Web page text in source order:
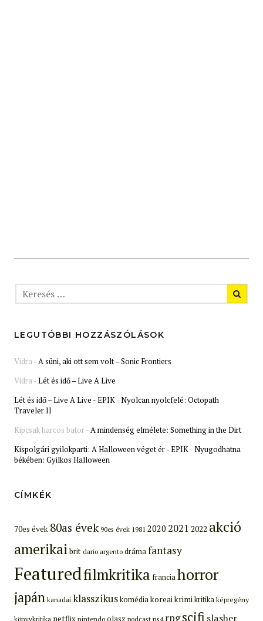
LEGUTÓBBI HOZZÁSZÓLÁSOK
Vidra-A süni, aki ott sem volt – Sonic Frontiers
Vidra-Lét és idő – Live A Live
Lét és idő – Live A Live - EPIK-Nyolcan nyolcfelé: Octopath
Traveler II
Kipcsak harcos bator-A mindenség elmélete: Something in the Dirt
Kispolgári gyilokparti: A Halloween véget ér - EPIK-Nyugodhatna
békében: Gyilkos Halloween
CÍMKÉK
70es évek 80as évek 90es évek 1981 2020 2021 2022 akció
amerikaibrit dario argento drámafantasy
Featuredfilmkritika franciahorror
japán kanadai klasszikuskomédiakoreaikrimikritikaképregény
könyvkritika netflix nintendo olasz podcast ps4 rpgscifi slasher